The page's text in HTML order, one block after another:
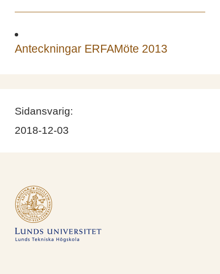
Anteckningar ERFAMöte 2013
Sidansvarig:
2018-12-03